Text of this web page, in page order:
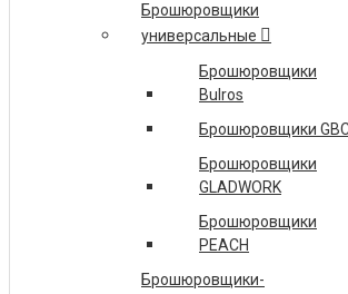
ПОД ЗАКАЗ!!
ПОДРОБНЕЕ
C11CE39301A1 СТРУЙНЫЙ ПЛОТТЕР
SURECOLOR SC-P7000
C13T00Q140 КОНТЕЙНЕР Q140 С
ЧЕРНИЛАМИ EPSON ДЛЯ L7160/L7180
C13T596100 КАРТРИДЖ ЧЕРНЫЙ ДЛЯ
7900 PHOTO BLACK
Брошюровщики
универсальные
Брошюровщики
Bulros
Брошюровщики
Брошюровщики
GLADWORK
Брошюровщики
PEACH
Брошюровщики-